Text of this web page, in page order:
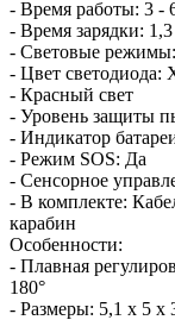
- Время работы: 3 -
- Время зарядки:
- Световые
- Цвет
- Красный свет
- Уровень защиты
- Индикатор
- Режим SOS: Да
- Сенсорное
- В комплекте:
карабин
Особенности:
- Плавная
180°
- Размеры: 5,1 х 5 х